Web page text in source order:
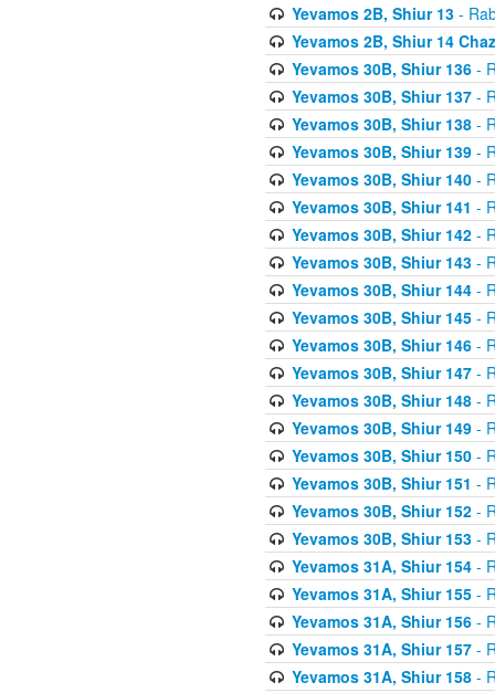
Yevamos 2B, Shiur 13-
Yevamos 2B, Shiur 14
Yevamos 30B, Shiur 136-
Yevamos 30B, Shiur 137-
Yevamos 30B, Shiur 138-
Yevamos 30B, Shiur 139-
Yevamos 30B, Shiur 140-
Yevamos 30B, Shiur 141 -
Yevamos 30B, Shiur 142-
Yevamos 30B, Shiur 143-
Yevamos 30B, Shiur 144-
Yevamos 30B, Shiur 145-
Yevamos 30B, Shiur 146-
Yevamos 30B, Shiur 147-
Yevamos 30B, Shiur 148-
Yevamos 30B, Shiur 149-
Yevamos 30B, Shiur 150-
Yevamos 30B, Shiur 151 -
Yevamos 30B, Shiur 152-
Yevamos 30B, Shiur 153-
Yevamos 31A, Shiur 154-
Yevamos 31A, Shiur 155-
Yevamos 31A, Shiur 156-
Yevamos 31A, Shiur 157-
Yevamos 31A, Shiur 158-